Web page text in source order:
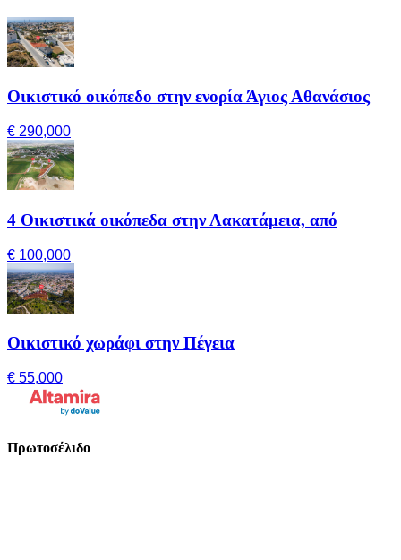
Οικιστικό οικόπεδο στην ενορία Άγιος Αθανάσιος
€ 290,000
4 Οικιστικά οικόπεδα στην Λακατάμεια, από
€ 100,000
Οικιστικό χωράφι στην Πέγεια
€ 55,000
Πρωτοσέλιδο